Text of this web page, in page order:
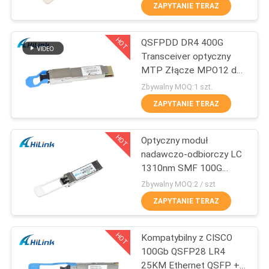
KONTROLA
JAKOŚCI
SKONTAKTUJ
NAMI
NOWOŚCI
SPRAWY
Moduł nadawczo-
odbiorczy SFP +
238
Moduł CWDM Mux
Demux
ZAPYTANIE TERAZ
HOT
QSFPDD DR4 400G
Transceiver optyczny
MTP Złącze MPO12 do
centrum danych 5G
Zbywalny MOQ:1 szt.
ZAPYTANIE TERAZ
HOT
Optyczny moduł
nadawczo-odbiorczy LC
1310nm SMF 100G
QSFP28
Zbywalny MOQ:2 / szt
ZAPYTANIE TERAZ
HOT
Kompatybilny z CISCO
100Gb QSFP28 LR4
25KM Ethernet QSFP +